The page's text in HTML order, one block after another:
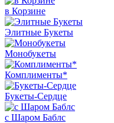
в Корзине
Элитные Букеты
Монобукеты
Комплименты*
Букеты-Сердце
с Шаром Баблс